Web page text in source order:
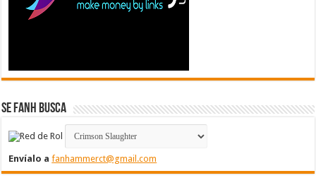
Se FanH Busca
Envíalo afanhammerct@gmail.com